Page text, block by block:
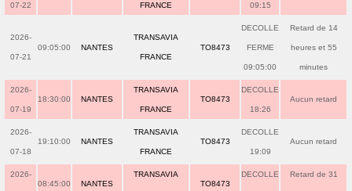
07-22 FRANCE 09:15
2026-
07-21
09:05:00 NANTES
TRANSAVIA
FRANCE
TO8473
DECOLLE
FERME
09:05:00
Retard de 14
heures et 55
minutes
2026-
07-19
18:30:00 NANTES
TRANSAVIA
FRANCE
TO8473
DECOLLE
18:26
Aucun retard
2026-
07-18
19:10:00 NANTES
TRANSAVIA
FRANCE
TO8473
DECOLLE
19:09
Aucun retard
2026-
08:45:00 NANTES
TRANSAVIA
TO8473
DECOLLE Retard de 31